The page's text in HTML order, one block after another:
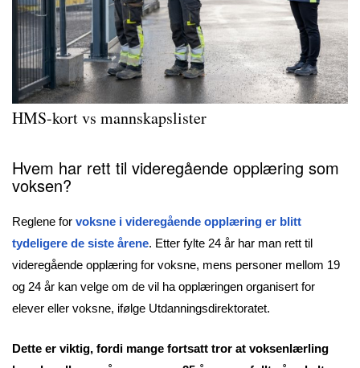
HMS-kort vs mannskapslister
Hvem har rett til videregående opplæring som
voksen?
Reglene for voksne i videregående opplæring er blitt
tydeligere de siste årene. Etter fylte 24 år har man rett til
videregående opplæring for voksne, mens personer mellom 19
og 24 år kan velge om de vil ha opplæringen organisert for
elever eller voksne, ifølge Utdanningsdirektoratet.
Dette er viktig, fordi mange fortsatt tror at voksenlærling